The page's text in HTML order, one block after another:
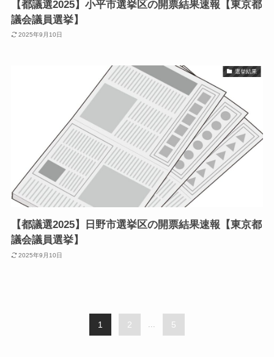
【都議選2025】小平市選挙区の開票結果速報【東京都
議会議員選挙】
2025年9月10日
選挙結果
【都議選2025】日野市選挙区の開票結果速報【東京都
議会議員選挙】
2025年9月10日
1 2 ... 5